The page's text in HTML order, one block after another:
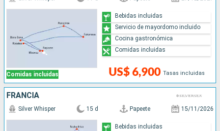
Comidas incluidas US$ 6,900 Tasas incluidas
Bebidas incluidas
Servicio de mayordomo incluido
Cocina gastronómica
Comidas incluidas
FRANCIA
Silver Whisper 15 d Papeete 15/11/2026
Bebidas incluidas